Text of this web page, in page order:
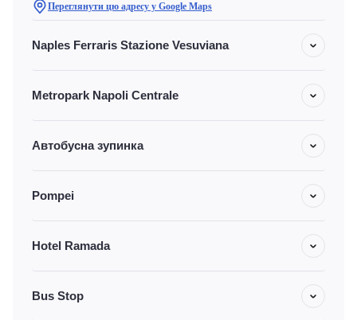
Переглянути цю адресу у Google Maps
Naples Ferraris Stazione Vesuviana
Metropark Napoli Centrale
Автобусна зупинка
Pompei
Hotel Ramada
Bus Stop